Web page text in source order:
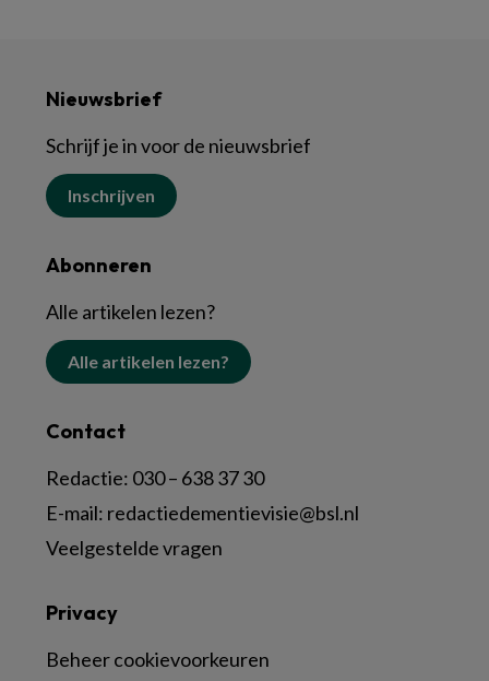
Nieuwsbrief
Schrijf je in voor de nieuwsbrief
Inschrijven
Abonneren
Alle artikelen lezen?
Alle artikelen lezen?
Contact
Redactie: 030 – 638 37 30
E-mail: redactiedementievisie@bsl.nl
Veelgestelde vragen
Privacy
Beheer cookievoorkeuren